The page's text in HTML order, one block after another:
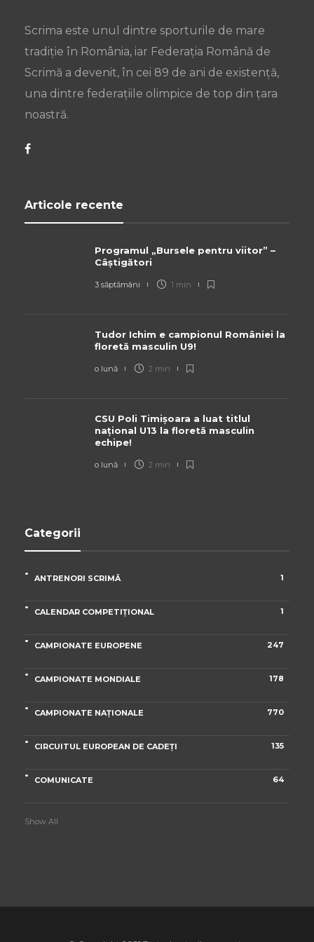
Scrima este unul dintre sporturile de mare
tradiție în România, iar Federația Română de
Scrimă a devenit, în cei 89 de ani de existență,
una dintre federațiile olimpice de top din țara
noastră.
Articole recente
Programul „Bursele pentru viitor” –
Câștigători
3 săptămâni 1 min
Tudor Ichim e campionul României la
floretă masculin U9!
o lună 2 min
CSU Poli Timișoara a luat titlul
național U13 la floretă masculin
echipe!
o lună 2 min
Categorii
ANTRENORI SCRIMĂ 1
CALENDAR COMPETIȚIONAL 1
CAMPIONATE EUROPENE 247
CAMPIONATE MONDIALE 178
CAMPIONATE NAȚIONALE 770
CIRCUITUL EUROPEAN DE CADEȚI 135
COMUNICATE 64
Show All